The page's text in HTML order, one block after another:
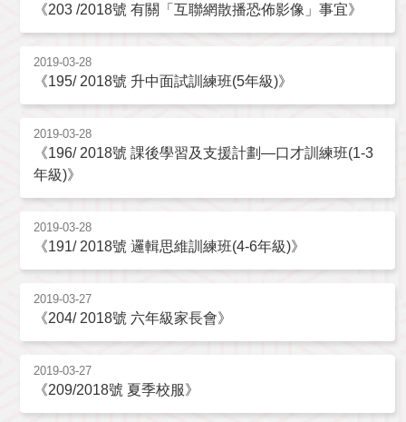
《203 /2018號 有關「互聯網散播恐佈影像」事宜》
2019-03-28
《195/ 2018號 升中面試訓練班(5年級)》
2019-03-28
《196/ 2018號 課後學習及支援計劃—口才訓練班(1-3
年級)》
2019-03-28
《191/ 2018號 邏輯思維訓練班(4-6年級)》
2019-03-27
《204/ 2018號 六年級家長會》
2019-03-27
《209/2018號 夏季校服》